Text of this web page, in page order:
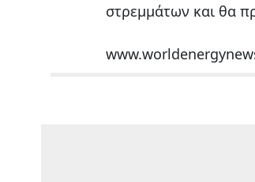
στρεμμάτων και θα